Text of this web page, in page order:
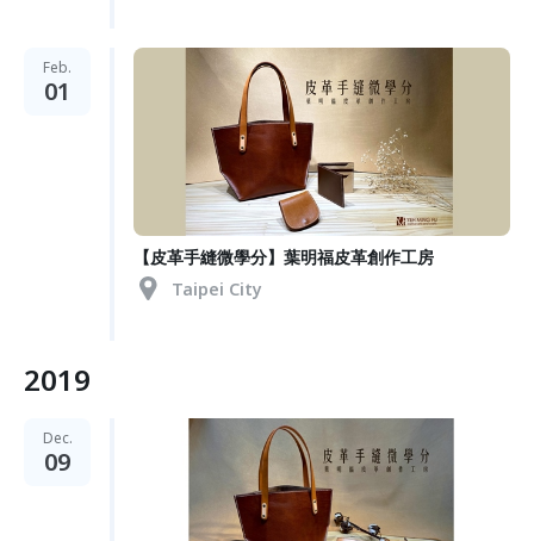
Feb.
01
【皮革手縫微學分】葉明福皮革創作工房
Taipei City
2019
Dec.
09